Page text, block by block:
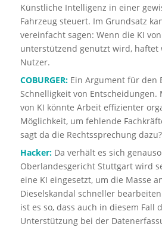
Künstliche Intelligenz in einer
Fahrzeug steuert. Im Grundsatz
vereinfacht sagen: Wenn die KI
unterstützend genutzt wird, haftet
Nutzer.
COBURGER:Ein Argument für den
Schnelligkeit von
von KI könnte Arbeit effizienter
Möglichkeit, um fehlende
sagt da die Rechtssprechung dazu?
Hacker:Da verhält es sich
Oberlandesgericht Stuttgart wird
eine KI eingesetzt, um die Masse
Dieselskandal schneller
ist es so, dass auch in diesem Fall
Unterstützung bei der